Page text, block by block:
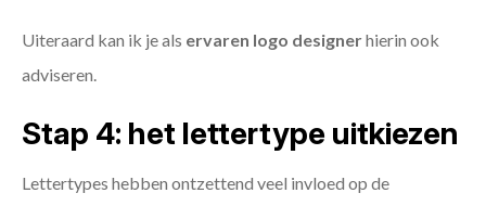
Uiteraard kan ik je als ervaren logo designerhierin ook
adviseren.
Stap 4: het lettertype uitkiezen
Lettertypes hebben ontzettend veel invloed op de